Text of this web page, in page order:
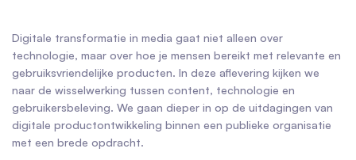
Digitale transformatie in media gaat niet alleen over
technologie, maar over hoe je mensen bereikt met relevante en
gebruiksvriendelijke producten. In deze aflevering kijken we
naar de wisselwerking tussen content, technologie en
gebruikersbeleving. We gaan dieper in op de uitdagingen van
digitale productontwikkeling binnen een publieke organisatie
met een brede opdracht.